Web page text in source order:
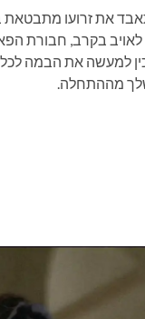
את זרועו
בקרב, חבורת
את הבמה לכל
מההתחלה.